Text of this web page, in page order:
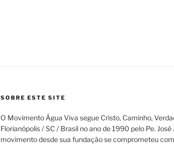
SOBRE ESTE SITE
O Movimento Água Viva segue Cristo, Caminho,
Florianópolis / SC / Brasil no ano de 1990 pelo Pe.
movimento desde sua fundação se comprometeu